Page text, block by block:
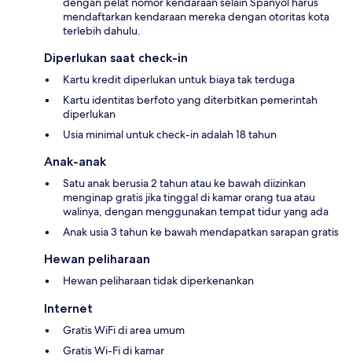
mendaftarkan kendaraan mereka dengan otoritas kota
terlebih dahulu.
Diperlukan saat check-in
Kartu kredit diperlukan untuk biaya tak terduga
Kartu identitas berfoto yang diterbitkan pemerintah
diperlukan
Usia minimal untuk check-in adalah 18 tahun
Anak-anak
Satu anak berusia 2 tahun atau ke bawah diizinkan
menginap gratis jika tinggal di kamar orang tua atau
walinya, dengan menggunakan tempat tidur yang ada
Anak usia 3 tahun ke bawah mendapatkan sarapan gratis
Hewan peliharaan
Hewan peliharaan tidak diperkenankan
Internet
Gratis WiFi di area umum
Gratis Wi-Fi di kamar